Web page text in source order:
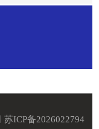
苏ICP备2026022794